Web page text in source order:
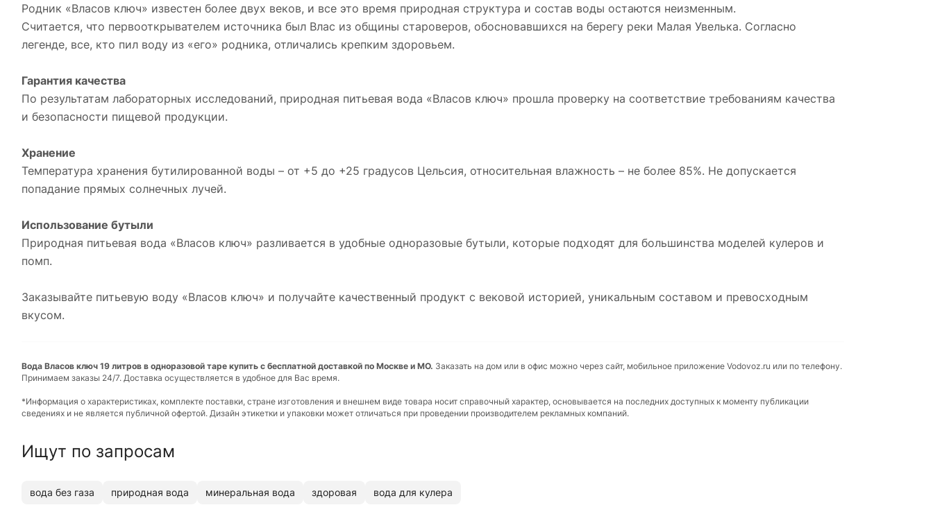
Родник «Власов ключ» известен более двух веков, и все это время природная структура и состав воды остаются неизменным.
Считается, что первооткрывателем источника был Влас из общины староверов, обосновавшихся на берегу реки Малая Увелька. Согласно
легенде, все, кто пил воду из «его» родника, отличались крепким здоровьем.
Гарантия качества
По результатам лабораторных исследований, природная питьевая вода «Власов ключ» прошла проверку на соответствие требованиям качества
и безопасности пищевой продукции.
Хранение
Температура хранения бутилированной воды – от +5 до +25 градусов Цельсия, относительная влажность – не более 85%. Не допускается
попадание прямых солнечных лучей.
Использование бутыли
Природная питьевая вода «Власов ключ» разливается в удобные одноразовые бутыли, которые подходят для большинства моделей кулеров и
помп.
Заказывайте питьевую воду «Власов ключ» и получайте качественный продукт с вековой историей, уникальным составом и превосходным
вкусом.
Вода Власов ключ 19 литров в одноразовой таре купить с бесплатной доставкой по Москве и МО. Заказать на дом или в офис можно через сайт, мобильное приложение Vodovoz.ru или по телефону.
Принимаем заказы 24/7. Доставка осуществляется в удобное для Вас время.
*Информация о характеристиках, комплекте поставки, стране изготовления и внешнем виде товара носит справочный характер, основывается на последних доступных к моменту публикации
сведениях и не является публичной офертой. Дизайн этикетки и упаковки может отличаться при проведении производителем рекламных компаний.
Ищут по запросам
вода без газа природная вода минеральная вода здоровая вода для кулера